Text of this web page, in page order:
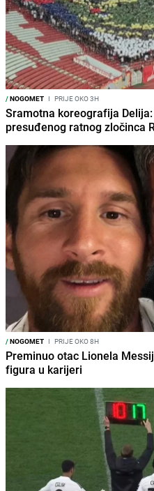
/NOGOMET I PRIJE OKO 3H
Sramotna koreografija
presuđenog ratnog zločinca
/NOGOMET I PRIJE OKO 8H
Preminuo otac Lionela
figura u karijeri